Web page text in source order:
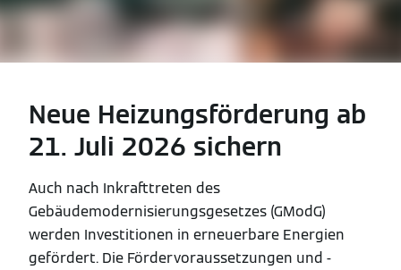
Neue Heizungsförderung ab
21. Juli 2026 sichern
Auch nach Inkrafttreten des
Gebäudemodernisierungsgesetzes (GModG)
werden Investitionen in erneuerbare Energien
gefördert. Die Fördervoraussetzungen und -